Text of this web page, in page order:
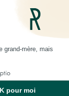
Cadeaux Fête des Mères
Cadeaux Secret Santa